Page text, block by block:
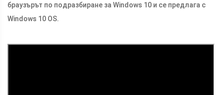
браузърът по подразбиране за Windows 10 и се предлага с
Windows 10 OS.